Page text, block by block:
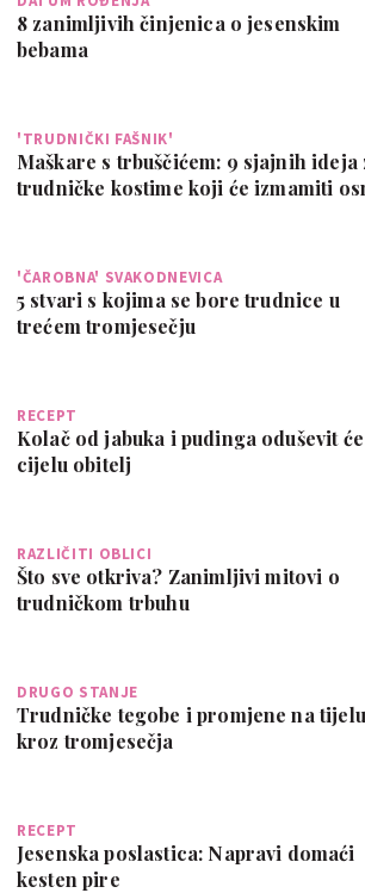
8 zanimljivih činjenica o jesenskim
bebama
'TRUDNIČKI FAŠNIK'
Maškare s trbuščićem: 9 sjajnih ideja
trudničke kostime koji će izmamiti
'ČAROBNA' SVAKODNEVICA
5 stvari s kojima se bore trudnice u
trećem tromjesečju
RECEPT
Kolač od jabuka i pudinga oduševit će
cijelu obitelj
RAZLIČITI OBLICI
Što sve otkriva? Zanimljivi mitovi o
trudničkom trbuhu
DRUGO STANJE
Trudničke tegobe i promjene na tijelu
kroz tromjesečja
RECEPT
Jesenska poslastica: Napravi domaći
kesten pire